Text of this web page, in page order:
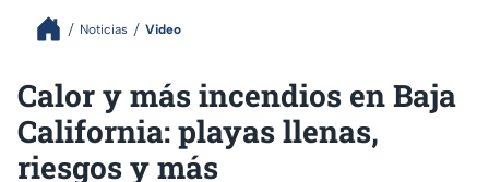
Noticias Video
Calor y más incendios en Baja
California: playas llenas,
riesgos y más